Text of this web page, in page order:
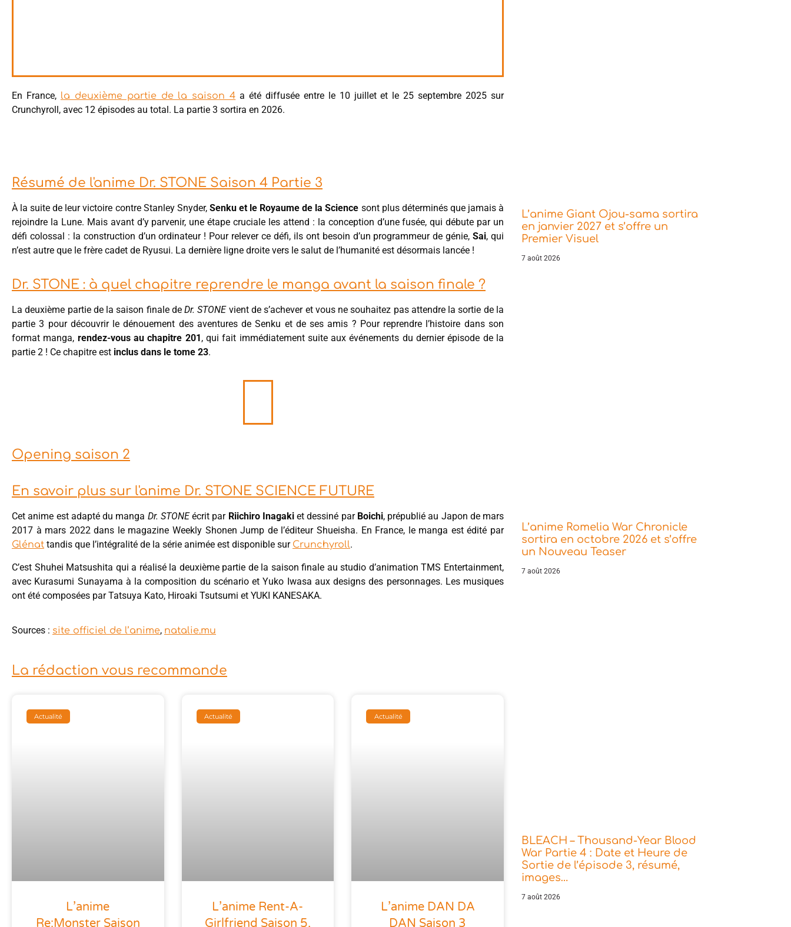
En France, la deuxième partie de la saison 4 a été diffusée entre le 10 juillet et le 25 septembre 2025 sur
Crunchyroll, avec 12 épisodes au total. La partie 3 sortira en 2026.
Résumé de l'anime Dr. STONE Saison 4 Partie 3
À la suite de leur victoire contre Stanley Snyder, Senku et le Royaume de la Science sont plus déterminés que jamais à
rejoindre la Lune. Mais avant d’y parvenir, une étape cruciale les attend : la conception d’une fusée, qui débute par un
défi colossal : la construction d’un ordinateur ! Pour relever ce défi, ils ont besoin d’un programmeur de génie,Sai, qui
n’est autre que le frère cadet de Ryusui. La dernière ligne droite vers le salut de l’humanité est désormais lancée !
Dr. STONE : à quel chapitre reprendre le manga avant la saison finale ?
La deuxième partie de la saison finale deDr. STONEvient de s’achever et vous ne souhaitez pas attendre la sortie de la
partie 3 pour découvrir le dénouement des aventures de Senku et de ses amis ? Pour reprendre l’histoire dans son
format manga, rendez-vous au chapitre 201, qui fait immédiatement suite aux événements du dernier épisode de la
partie 2 ! Ce chapitre est inclus dans le tome 23.
Opening saison 2
En savoir plus sur l'anime Dr. STONE SCIENCE FUTURE
Cet anime est adapté du manga Dr. STONEécrit par Riichiro Inagakiet dessiné par Boichi, prépublié au Japon de mars
2017 à mars 2022 dans le magazine Weekly Shonen Jump de l’éditeur Shueisha. En France, le manga est édité par
Glénat tandis que l’intégralité de la série animée est disponible sur Crunchyroll.
C’est Shuhei Matsushita qui a réalisé la deuxième partie de la saison finale au studio d’animation TMS Entertainment,
avec Kurasumi Sunayama à la composition du scénario et Yuko Iwasa aux designs des personnages. Les musiques
ont été composées par Tatsuya Kato, Hiroaki Tsutsumi et YUKI KANESAKA.
Sources : site officiel de l’anime, natalie.mu
La rédaction vous recommande
Actualité
L’anime
Re:Monster Saison
Actualité
L’anime Rent-A-
Girlfriend Saison 5,
Actualité
L’anime DAN DA
DAN Saison 3
L’anime Giant Ojou-sama sortira
en janvier 2027 et s’offre un
Premier Visuel
7 août 2026
L’anime Romelia War Chronicle
sortira en octobre 2026 et s’offre
un Nouveau Teaser
7 août 2026
BLEACH – Thousand-Year Blood
War Partie 4 : Date et Heure de
Sortie de l’épisode 3, résumé,
images…
7 août 2026